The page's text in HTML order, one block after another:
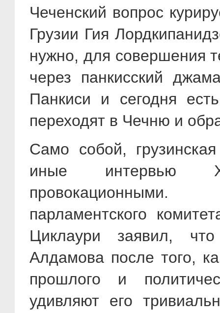
Чеченский вопрос
Грузии Гия
нужно, для совершения
через панкисский
Панкиси и сегодня
переходят в Чечню и
Само собой,
иные интервью
провокационными.
парламентского
Циклаури заявил,
Алдамова после того,
прошлого и
удивляют его